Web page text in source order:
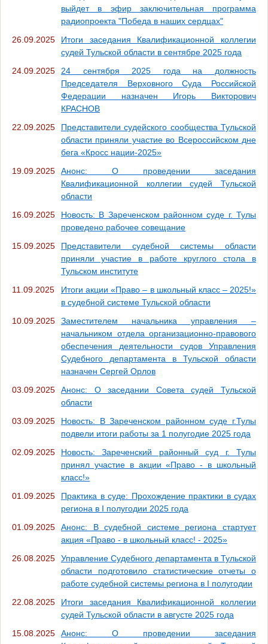
выйдет в эфир заключительная программа
радиопроекта "Победа в наших сердцах"
26.09.2025
Итоги заседания Квалификационной коллегии
судей Тульской области в сентябре 2025 года
24.09.2025
24 сентября 2025 года на должность
Председателя Верховного Суда Российской
Федерации назначен Игорь Викторович
КРАСНОВ
22.09.2025
Представители судейского сообщества Тульской
области приняли участие во Всероссийском дне
бега «Кросс нации-2025»
19.09.2025
Анонс: О проведении заседания
Квалификационной коллегии судей Тульской
области
16.09.2025
Новость: В Зареченском районном суде г. Тулы
проведено рабочее совещание
15.09.2025
Представители судебной системы области
приняли участие в работе круглого стола в
Тульском институте
11.09.2025
Итоги акции «Право – в школьный класс – 2025!»
в судебной системе Тульской области
10.09.2025
Заместителем начальника управления –
начальником отдела организационно-правового
обеспечения деятельности судов Управления
Судебного департамента в Тульской области
назначен Сергей Орлов
03.09.2025
Анонс: О заседании Совета судей Тульской
области
03.09.2025
Новость: В Зареченском районном суде г.Тулы
подвели итоги работы за 1 полугодие 2025 года
02.09.2025
Новость: Зареченский районный суд г. Тулы
принял участие в акции «Право - в школьный
класс!»
01.09.2025
Практика в суде: Прохождение практики в судах
региона в I полугодии 2025 года
01.09.2025
Анонс: В судебной системе региона стартует
акция «Право - в школьный класс! - 2025»
26.08.2025
Управление Судебного департамента в Тульской
области подготовило статистические отчеты о
работе судебной системы региона в I полугодии
22.08.2025
Итоги заседания Квалификационной коллегии
судей Тульской области в августе 2025 года
15.08.2025
Анонс: О проведении заседания